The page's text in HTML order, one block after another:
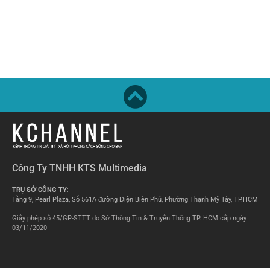
Công Ty TNHH KTS Multimedia
TRỤ SỞ CÔNG TY:
Tầng 9, Pearl Plaza, Số 561A đường Điện Biên Phủ, Phường Thạnh Mỹ Tây, TP.HCM
Giấy phép số 45/GP-STTT do Sở Thông Tin & Truyền Thông TP. HCM cấp ngày
03/11/2020